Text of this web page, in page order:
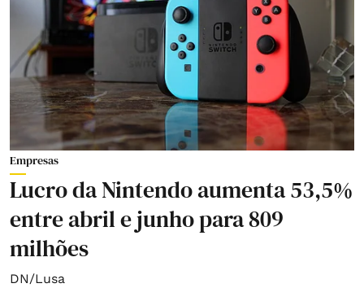
Empresas
Lucro da Nintendo aumenta 53,5%
entre abril e junho para 809
milhões
DN/Lusa